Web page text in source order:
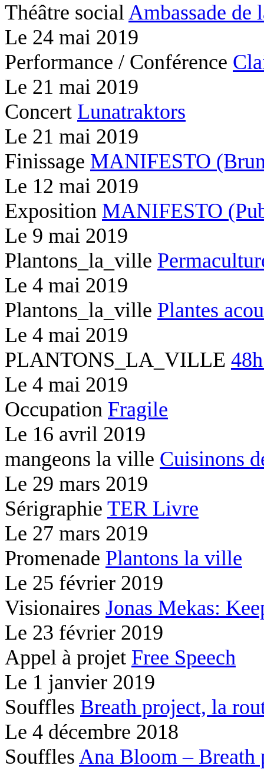
Théâtre socialAmbassade de
Le 24 mai 2019
Performance / Conférence
Le 21 mai 2019
Concert Lunatraktors
Le 21 mai 2019
Finissage MANIFESTO
Le 12 mai 2019
Exposition MANIFESTO
Le 9 mai 2019
Plantons_la_ville
Le 4 mai 2019
Plantons_la_ville Plantes
Le 4 mai 2019
PLANTONS_LA_VILLE
Le 4 mai 2019
Occupation Fragile
Le 16 avril 2019
mangeons la ville Cuisinons
Le 29 mars 2019
Sérigraphie TER Livre
Le 27 mars 2019
Promenade Plantons la ville
Le 25 février 2019
Visionaires Jonas Mekas:
Le 23 février 2019
Appel à projet Free Speech
Le 1 janvier 2019
Souffles Breath project, la
Le 4 décembre 2018
Souffles Ana Bloom –